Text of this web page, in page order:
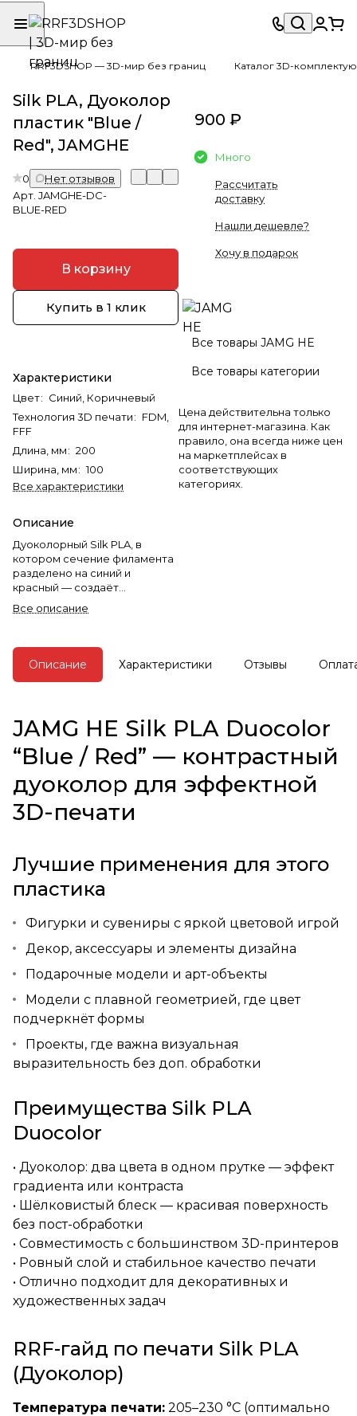
RRF3DSHOP — 3D-мир без границ Каталог 3D-
Silk PLA, Дуоколор
пластик "Blue /
Red", JAMGHE
0
Нет отзывов
Арт. JAMGHE-DC-
BLUE-RED
В корзину
Купить в 1 клик
Характеристики
Цвет: Синий, Коричневый
Технология 3D печати: FDM,
FFF
Длина, мм: 200
Ширина, мм: 100
Все характеристики
Описание
Дуоколорный Silk PLA, в
котором сечение филамента
разделено на синий и
красный — создаёт
эффект при печати.
декоративных, арт- и
дизайнерских моделей, где
хочется нестандартного
Все описание
900 ₽
Много
Рассчитать
доставку
Нашли дешевле?
Хочу в подарок
Все товары JAMG HE
Все товары категории
Цена действительна только
для интернет-магазина. Как
правило, она всегда ниже цен
на маркетплейсах в
соответствующих
категориях.
Описание Характеристики Отзывы
JAMG HE Silk PLA Duocolor
“Blue / Red” — контрастный
дуоколор для эффектной
3D-печати
Лучшие применения для этого
пластика
Фигурки и сувениры с яркой цветовой игрой
Декор, аксессуары и элементы дизайна
Подарочные модели и арт-объекты
Модели с плавной геометрией, где цвет
подчеркнёт формы
Проекты, где важна визуальная
выразительность без доп. обработки
Преимущества Silk PLA
Duocolor
• Дуоколор: два цвета в одном прутке — эффект
градиента или контраста
• Шёлковистый блеск — красивая поверхность
без пост-обработки
• Совместимость с большинством 3D-принтеров
• Ровный слой и стабильное качество печати
• Отлично подходит для декоративных и
художественных задач
RRF-гайд по печати Silk PLA
(Дуоколор)
Температура печати: 205–230 °C (оптимально